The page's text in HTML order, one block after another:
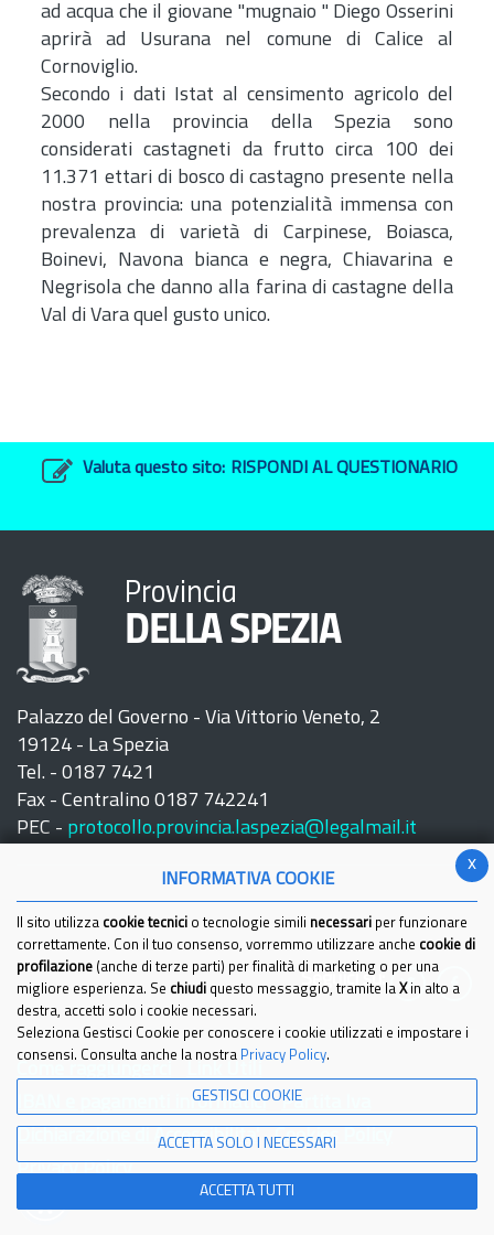
ad acqua che il giovane "mugnaio " Diego Osserini
aprirà ad Usurana nel comune di Calice al
Cornoviglio.
Secondo i dati Istat al censimento agricolo del
2000 nella provincia della Spezia sono
considerati castagneti da frutto circa 100 dei
11.371 ettari di bosco di castagno presente nella
nostra provincia: una potenzialità immensa con
prevalenza di varietà di Carpinese, Boiasca,
Boinevi, Navona bianca e negra, Chiavarina e
Negrisola che danno alla farina di castagne della
Val di Vara quel gusto unico.
Valuta questo sito: RISPONDI AL QUESTIONARIO
Provincia
DELLA SPEZIA
Palazzo del Governo - Via Vittorio Veneto, 2
19124 - La Spezia
Tel. - 0187 7421
Fax - Centralino 0187 742241
PEC - protocollo.provincia.laspezia@legalmail.it
Seguici su:
IBAN e pagamenti informatici
Partita Iva
Dichiarazione di Accessibilita'
Cookies Policy
Privacy Policy
© 2021 Provincia della Spezia - Tutti i diritti riservati
x
INFORMATIVA COOKIE
Il sito utilizza cookie tecnici o tecnologie simili necessari per funzionare
correttamente. Con il tuo consenso, vorremmo utilizzare anche cookie di
profilazione (anche di terze parti) per finalità di marketing o per una
migliore esperienza. Se chiudi questo messaggio, tramite la Xin alto a
destra, accetti solo i cookie necessari.
Seleziona Gestisci Cookie per conoscere i cookie utilizzati e impostare i
consensi. Consulta anche la nostra Privacy Policy.
GESTISCI COOKIE
ACCETTA SOLO I NECESSARI
ACCETTA TUTTI